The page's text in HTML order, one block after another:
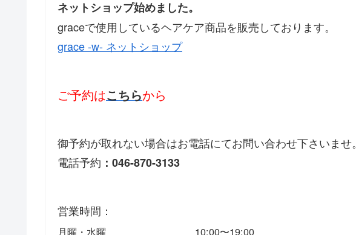
ネットショップ始めました。
graceで使用しているヘアケア商品を販売しております。
grace -w- ネットショップ
ご予約はこちらから
御予約が取れない場合はお電話にてお問い合わせ下さいませ。
電話予約 ：046-870-3133
営業時間：
月曜・水曜 10:00〜19:00